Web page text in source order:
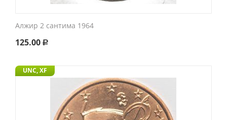
Алжир 2 сантима 1964
125.00 Р
UNC, XF